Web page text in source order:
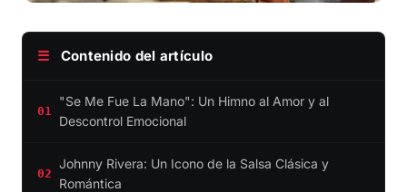
☰ Contenido del artículo
01
"Se Me Fue La Mano": Un Himno al Amor y al
Descontrol Emocional
02
Johnny Rivera: Un Icono de la Salsa Clásica y
Romántica